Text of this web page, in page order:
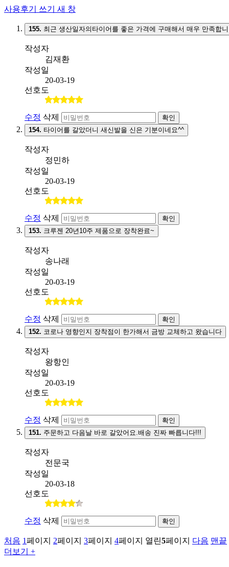
사용후기 쓰기 새 창
155. 최근 생산일자의타이어를 좋은 가격에 구매해서 매우 만족합
작성자
김재환
작성일
20-03-19
선호도
수정 삭제
확인
154. 타이어를 갈았더니 새신발을 신은 기분이네요^^
작성자
정민하
작성일
20-03-19
선호도
수정 삭제
확인
153. 크루젠 20년10주 제품으로 장착완료~
작성자
송나래
작성일
20-03-19
선호도
수정 삭제
확인
152. 코로나 영향인지 장착점이 한가해서 금방 교체하고 왔습니다
작성자
왕항인
작성일
20-03-19
선호도
수정 삭제
확인
151. 주문하고 다음날 바로 갈았어요.배송 진짜 빠릅니다!!!
작성자
전문국
작성일
20-03-18
선호도
수정 삭제 확인
처음 1페이지 2페이지 3페이지 4페이지 열린5페이지 다음 맨끝
더보기 +